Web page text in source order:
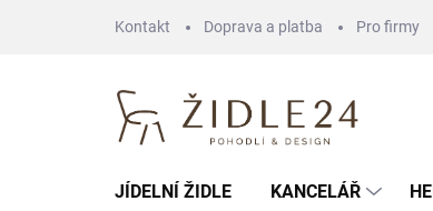
Kontakt Doprava a platba Pro firmy
JÍDELNÍ ŽIDLE KANCELÁŘ